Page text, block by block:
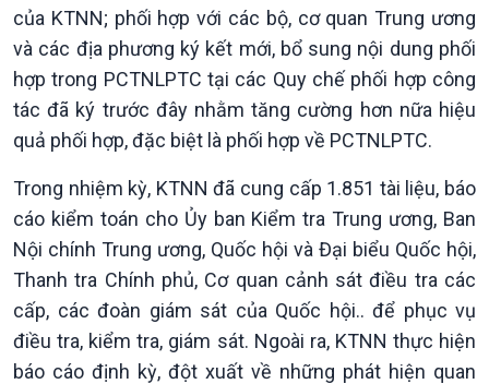
Văn hoá & Du lịch
Tin Văn hoá & Du lịch
Chát với người nổi tiếng
Câu chuyện Thể thao
Multimedia
Ảnh
Video
Infographic
của KTNN; phối hợp với các bộ, cơ quan Trung ương
và các địa phương ký kết mới, bổ sung nội dung phối
hợp trong PCTNLPTC tại các Quy chế phối hợp công
tác đã ký trước đây nhằm tăng cường hơn nữa hiệu
quả phối hợp, đặc biệt là phối hợp về PCTNLPTC.
Trong nhiệm kỳ, KTNN đã cung cấp 1.851 tài liệu, báo
cáo kiểm toán cho Ủy ban Kiểm tra Trung ương, Ban
Nội chính Trung ương, Quốc hội và Đại biểu Quốc hội,
Thanh tra Chính phủ, Cơ quan cảnh sát điều tra các
cấp, các đoàn giám sát của Quốc hội.. để phục vụ
điều tra, kiểm tra, giám sát. Ngoài ra, KTNN thực hiện
báo cáo định kỳ, đột xuất về những phát hiện quan